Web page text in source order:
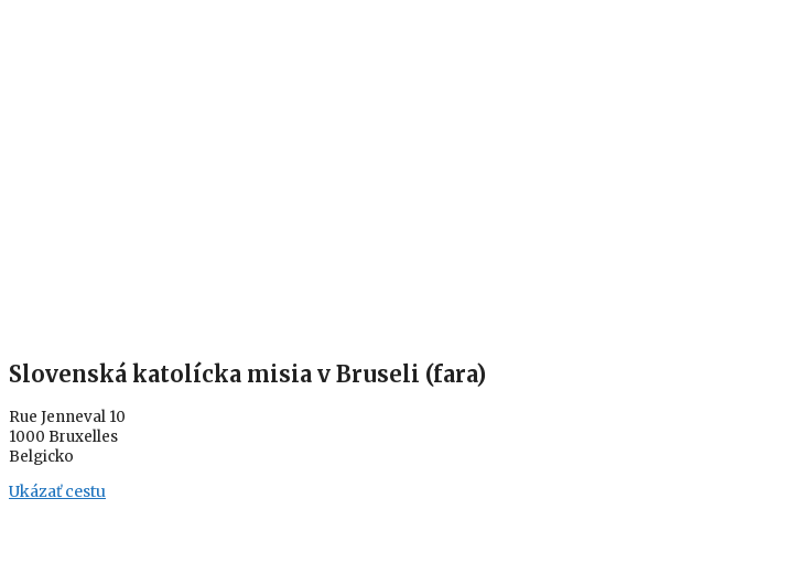
Slovenská katolícka misia v Bruseli (fara)
Rue Jenneval 10
1000 Bruxelles
Belgicko
Ukázať cestu